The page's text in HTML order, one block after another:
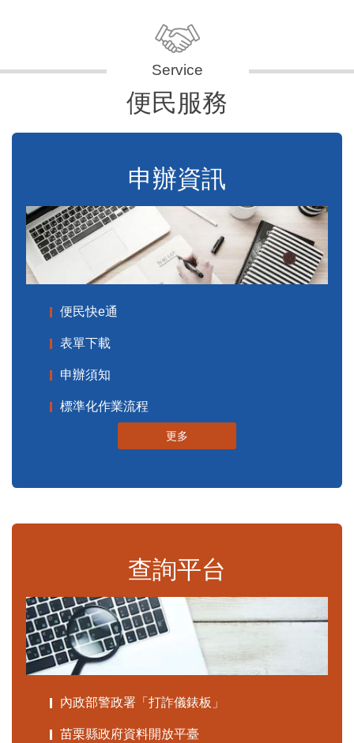
便民服務
申辦資訊
便民快e通
表單下載
申辦須知
標準化作業流程
更多
查詢平台
內政部警政署「打詐儀錶板」
苗栗縣政府資料開放平臺